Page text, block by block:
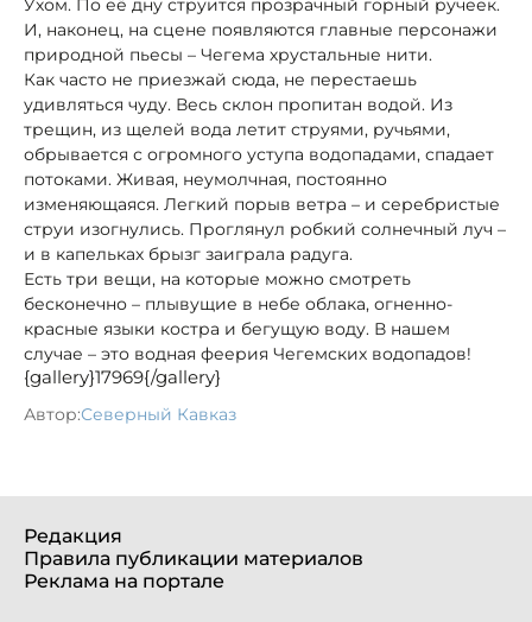
Ухом. По её дну струится прозрачный горный ручеек.
И, наконец, на сцене появляются главные персонажи
природной пьесы – Чегема хрустальные нити.
Как часто не приезжай сюда, не перестаешь
удивляться чуду. Весь склон пропитан водой. Из
трещин, из щелей вода летит струями, ручьями,
обрывается с огромного уступа водопадами, спадает
потоками. Живая, неумолчная, постоянно
изменяющаяся. Легкий порыв ветра – и серебристые
струи изогнулись. Проглянул робкий солнечный луч –
и в капельках брызг заиграла радуга.
Есть три вещи, на которые можно смотреть
бесконечно – плывущие в небе облака, огненно-
красные языки костра и бегущую воду. В нашем
случае – это водная феерия Чегемских водопадов!
{gallery}17969{/gallery}
Автор:Северный Кавказ
Редакция
Правила публикации материалов
Реклама на портале